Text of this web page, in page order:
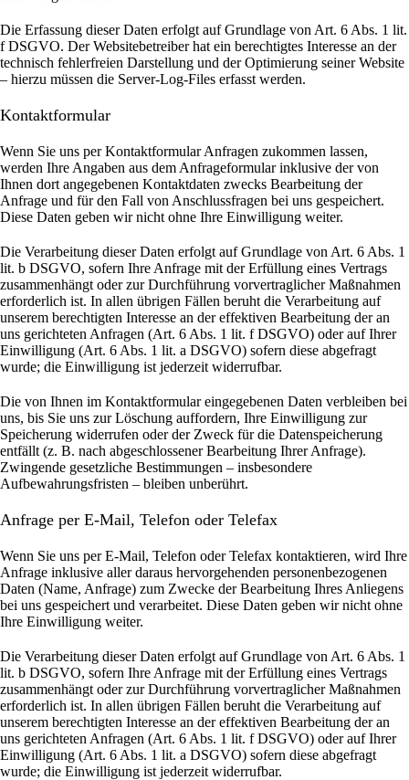
Die Erfassung dieser Daten erfolgt auf Grundlage von Art. 6 Abs. 1 lit.
f DSGVO. Der Websitebetreiber hat ein berechtigtes Interesse an der
technisch fehlerfreien Darstellung und der Optimierung seiner Website
– hierzu müssen die Server-Log-Files erfasst werden.
Kontaktformular
Wenn Sie uns per Kontaktformular Anfragen zukommen lassen,
werden Ihre Angaben aus dem Anfrageformular inklusive der von
Ihnen dort angegebenen Kontaktdaten zwecks Bearbeitung der
Anfrage und für den Fall von Anschlussfragen bei uns gespeichert.
Diese Daten geben wir nicht ohne Ihre Einwilligung weiter.
Die Verarbeitung dieser Daten erfolgt auf Grundlage von Art. 6 Abs. 1
lit. b DSGVO, sofern Ihre Anfrage mit der Erfüllung eines Vertrags
zusammenhängt oder zur Durchführung vorvertraglicher Maßnahmen
erforderlich ist. In allen übrigen Fällen beruht die Verarbeitung auf
unserem berechtigten Interesse an der effektiven Bearbeitung der an
uns gerichteten Anfragen (Art. 6 Abs. 1 lit. f DSGVO) oder auf Ihrer
Einwilligung (Art. 6 Abs. 1 lit. a DSGVO) sofern diese abgefragt
wurde; die Einwilligung ist jederzeit widerrufbar.
Die von Ihnen im Kontaktformular eingegebenen Daten verbleiben bei
uns, bis Sie uns zur Löschung auffordern, Ihre Einwilligung zur
Speicherung widerrufen oder der Zweck für die Datenspeicherung
entfällt (z. B. nach abgeschlossener Bearbeitung Ihrer Anfrage).
Zwingende gesetzliche Bestimmungen – insbesondere
Aufbewahrungsfristen – bleiben unberührt.
Anfrage per E-Mail, Telefon oder Telefax
Wenn Sie uns per E-Mail, Telefon oder Telefax kontaktieren, wird Ihre
Anfrage inklusive aller daraus hervorgehenden personenbezogenen
Daten (Name, Anfrage) zum Zwecke der Bearbeitung Ihres Anliegens
bei uns gespeichert und verarbeitet. Diese Daten geben wir nicht ohne
Ihre Einwilligung weiter.
Die Verarbeitung dieser Daten erfolgt auf Grundlage von Art. 6 Abs. 1
lit. b DSGVO, sofern Ihre Anfrage mit der Erfüllung eines Vertrags
zusammenhängt oder zur Durchführung vorvertraglicher Maßnahmen
erforderlich ist. In allen übrigen Fällen beruht die Verarbeitung auf
unserem berechtigten Interesse an der effektiven Bearbeitung der an
uns gerichteten Anfragen (Art. 6 Abs. 1 lit. f DSGVO) oder auf Ihrer
Einwilligung (Art. 6 Abs. 1 lit. a DSGVO) sofern diese abgefragt
wurde; die Einwilligung ist jederzeit widerrufbar.